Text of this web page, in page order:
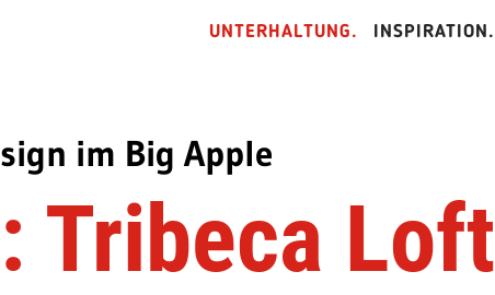
UNTERHALTUNG. INSPIRATION.
im Big Apple
Tribeca Loft